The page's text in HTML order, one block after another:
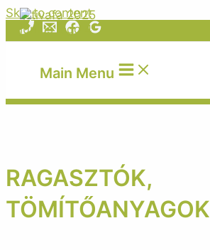
Skip to content
Main Menu
RAGASZTÓK,
TÖMÍTŐANYAGOK